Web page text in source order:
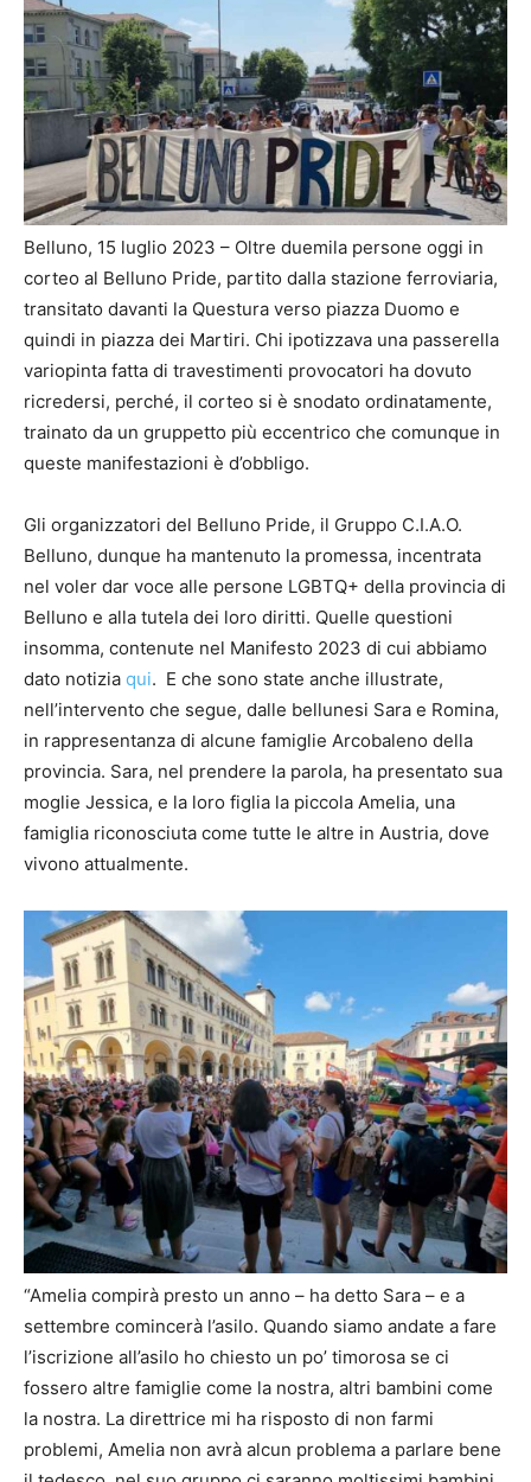
Belluno, 15 luglio 2023 – Oltre duemila persone oggi in
corteo al Belluno Pride, partito dalla stazione ferroviaria,
transitato davanti la Questura verso piazza Duomo e
quindi in piazza dei Martiri. Chi ipotizzava una passerella
variopinta fatta di travestimenti provocatori ha dovuto
ricredersi, perché, il corteo si è snodato ordinatamente,
trainato da un gruppetto più eccentrico che comunque in
queste manifestazioni è d’obbligo.
Gli organizzatori del Belluno Pride, il Gruppo C.I.A.O.
Belluno, dunque ha mantenuto la promessa, incentrata
nel voler dar voce alle persone LGBTQ+ della provincia di
Belluno e alla tutela dei loro diritti. Quelle questioni
insomma, contenute nel Manifesto 2023 di cui abbiamo
dato notizia qui. E che sono state anche illustrate,
nell’intervento che segue, dalle bellunesi Sara e Romina,
in rappresentanza di alcune famiglie Arcobaleno della
provincia. Sara, nel prendere la parola, ha presentato sua
moglie Jessica, e la loro figlia la piccola Amelia, una
famiglia riconosciuta come tutte le altre in Austria, dove
vivono attualmente.
“Amelia compirà presto un anno – ha detto Sara – e a
settembre comincerà l’asilo. Quando siamo andate a fare
l’iscrizione all’asilo ho chiesto un po’ timorosa se ci
fossero altre famiglie come la nostra, altri bambini come
la nostra. La direttrice mi ha risposto di non farmi
problemi, Amelia non avrà alcun problema a parlare bene